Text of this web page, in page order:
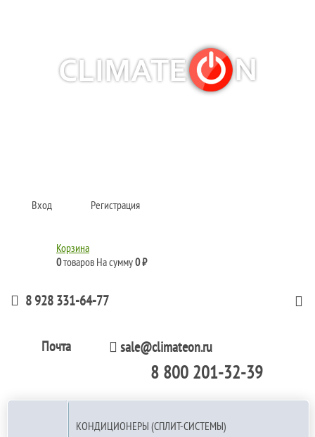
Вход Регистрация
Корзина
0товаров На сумму0 ₽
8 928 331-64-77
Почта sale@climateon.ru
8 800 201-32-39
КОНДИЦИОНЕРЫ (СПЛИТ-СИСТЕМЫ)